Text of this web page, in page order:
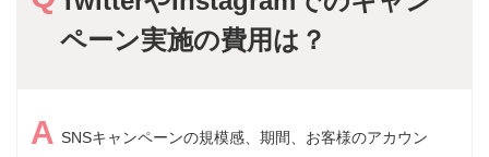
ペーン実施の費用は？
SNSキャンペーンの規模感、期間、お客様のアカウン